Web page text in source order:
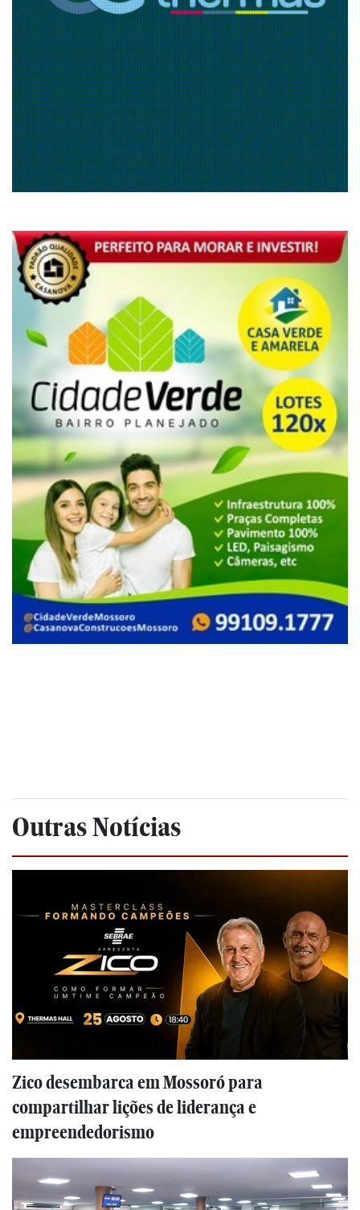
Outras Notícias
Zico desembarca em Mossoró para
compartilhar lições de liderança e
empreendedorismo